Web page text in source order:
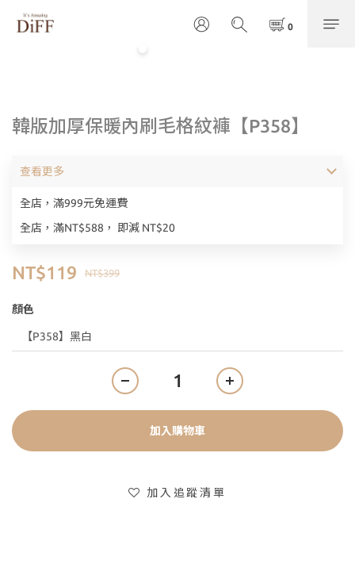
韓版加厚保暖內刷毛格紋褲【P358】
全店，滿999元免運費
全店，滿NT$588， 即減 NT$20
查看更多
NT$399
NT$119
顏色
加入購物車
加入追蹤清單